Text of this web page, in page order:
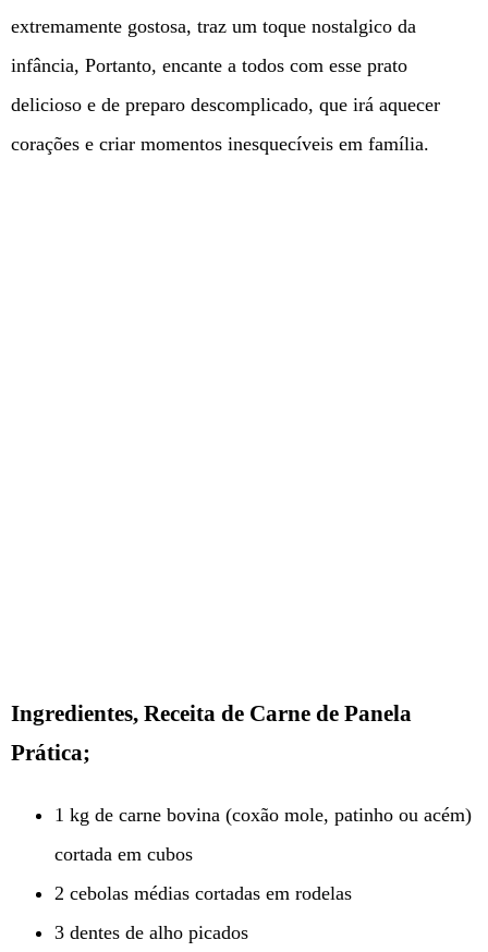
extremamente gostosa, traz um toque nostalgico da
infância, Portanto, encante a todos com esse prato
delicioso e de preparo descomplicado, que irá aquecer
corações e criar momentos inesquecíveis em família.
Ingredientes, Receita de Carne de Panela
Prática;
1 kg de carne bovina (coxão mole, patinho ou acém)
cortada em cubos
2 cebolas médias cortadas em rodelas
3 dentes de alho picados